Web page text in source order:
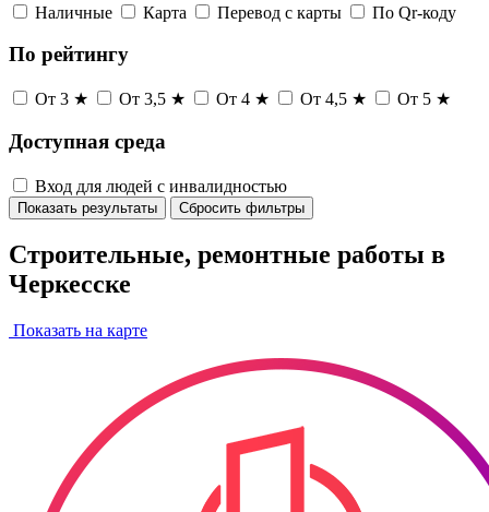
Наличные Карта Перевод с карты По Qr-коду
По рейтингу
От 3 ★ От 3,5 ★ От 4 ★ От 4,5 ★ От 5 ★
Доступная среда
Вход для людей с инвалидностью
Показать результаты Сбросить фильтры
Строительные, ремонтные работы в
Черкесске
Показать на карте